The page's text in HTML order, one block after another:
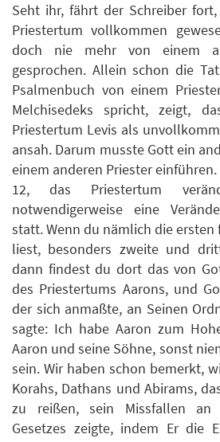
Seht ihr, fährt der Schreiber
Priestertum vollkommen
doch nie mehr von einem
gesprochen. Allein schon die
Psalmenbuch von einem
Melchisedeks spricht, zeigt,
Priestertum Levis als
ansah. Darum musste Gott ein
einem anderen Priester einführen.
12, das Priestertum
notwendigerweise eine
statt. Wenn du nämlich die ersten
liest, besonders zweite und
dann findest du dort das von
des Priestertums Aarons, und
der sich anmaßte, an Seinen
sagte: Ich habe Aaron zum
Aaron und seine Söhne, sonst
sein. Wir haben schon bemerkt,
Korahs, Dathans und Abirams,
zu reißen, sein Missfallen an
Gesetzes zeigte, indem Er die